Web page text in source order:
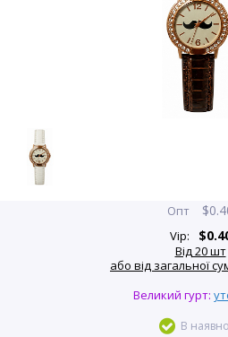
Опт $
Vip: $
Від 20 шт
або від загальної
Великий гурт:
В